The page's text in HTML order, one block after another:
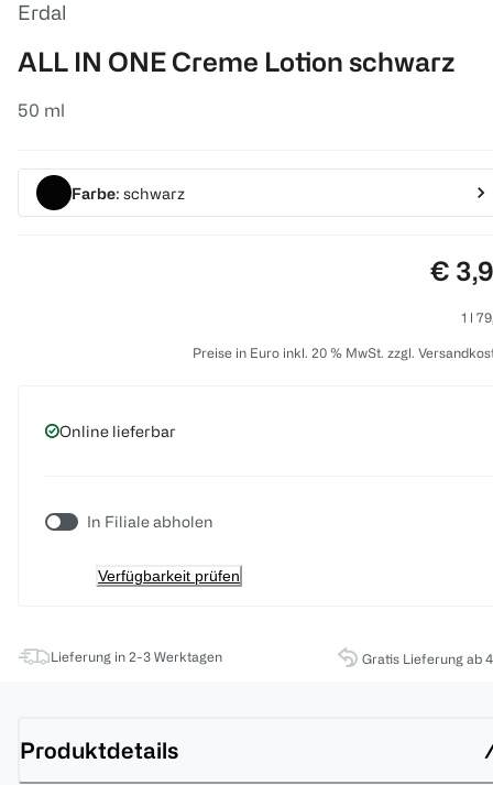
Erdal
ALL IN ONE Creme Lotion schwarz
50 ml
Farbe: schwarz
€
1 l
Preise in Euro inkl. 20 % MwSt. zzgl.
Online lieferbar
In Filiale abholen
Verfügbarkeit prüfen
Lieferung in 2-3 Werktagen Gratis Lieferung ab
Produktdetails